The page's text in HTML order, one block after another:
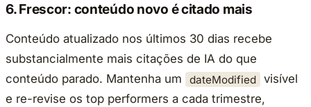
6. Frescor: conteúdo novo é citado mais
Conteúdo atualizado nos últimos 30 dias recebe
substancialmente mais citações de IA do que
conteúdo parado. Mantenha um
dateModified visível
e re-revise os top performers a cada trimestre,